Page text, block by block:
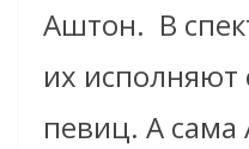
Аштон. В
их
певиц. А